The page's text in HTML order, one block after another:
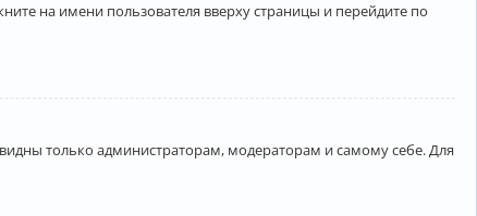
на имени пользователя вверху страницы и перейдите по
только администраторам, модераторам и самому себе. Для